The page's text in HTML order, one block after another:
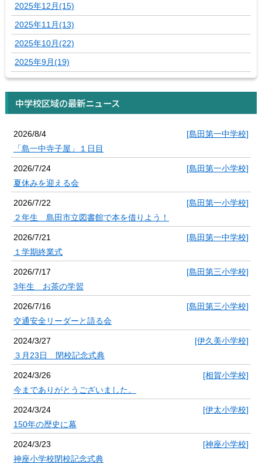
2025年12月(15)
2025年11月(13)
2025年10月(22)
2025年9月(19)
中学校区域の最新ニュース
2026/8/4
[島田第一中学校]
「島一中寺子屋」１日目
2026/7/24
[島田第一小学校]
夏休みを迎える会
2026/7/22
[島田第一小学校]
２年生 島田市立図書館で本を借りよう！
2026/7/21
[島田第一中学校]
１学期終業式
2026/7/17
[島田第三小学校]
3年生 お茶の学習
2026/7/16
[島田第三小学校]
交通安全リーダーと語る会
2024/3/27
[伊久美小学校]
３月23日 閉校記念式典
2024/3/26
[相賀小学校]
今までありがとうございました。
2024/3/24
[伊太小学校]
150年の歴史に幕
2024/3/23
[神座小学校]
神座小学校閉校記念式典